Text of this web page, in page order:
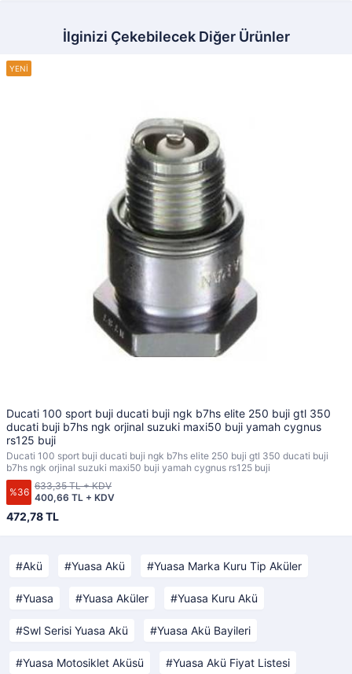
İlginizi Çekebilecek Diğer Ürünler
Ducati 100 sport buji ducati buji ngk b7hs elite 250 buji gtl 350
ducati buji b7hs ngk orjinal suzuki maxi50 buji yamah cygnus
rs125 buji
Ducati 100 sport buji ducati buji ngk b7hs elite 250 buji gtl 350 ducati buji
b7hs ngk orjinal suzuki maxi50 buji yamah cygnus rs125 buji
%36
472,78 TL
400,66 TL + KDV
633,35 TL + KDV
Akü Yuasa Akü Yuasa Marka Kuru Tip Aküler
Yuasa Yuasa Aküler Yuasa Kuru Akü
Swl Serisi Yuasa Akü Yuasa Akü Bayileri
Yuasa Motosiklet Aküsü Yuasa Akü Fiyat Listesi